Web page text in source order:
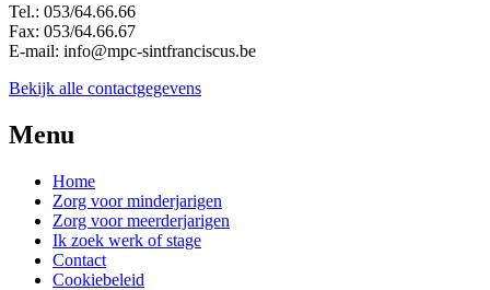
Tel.: 053/64.66.66
Fax: 053/64.66.67
E-mail: info@mpc-sintfranciscus.be
Bekijk alle contactgegevens
Menu
Home
Zorg voor minderjarigen
Zorg voor meerderjarigen
Ik zoek werk of stage
Contact
Cookiebeleid